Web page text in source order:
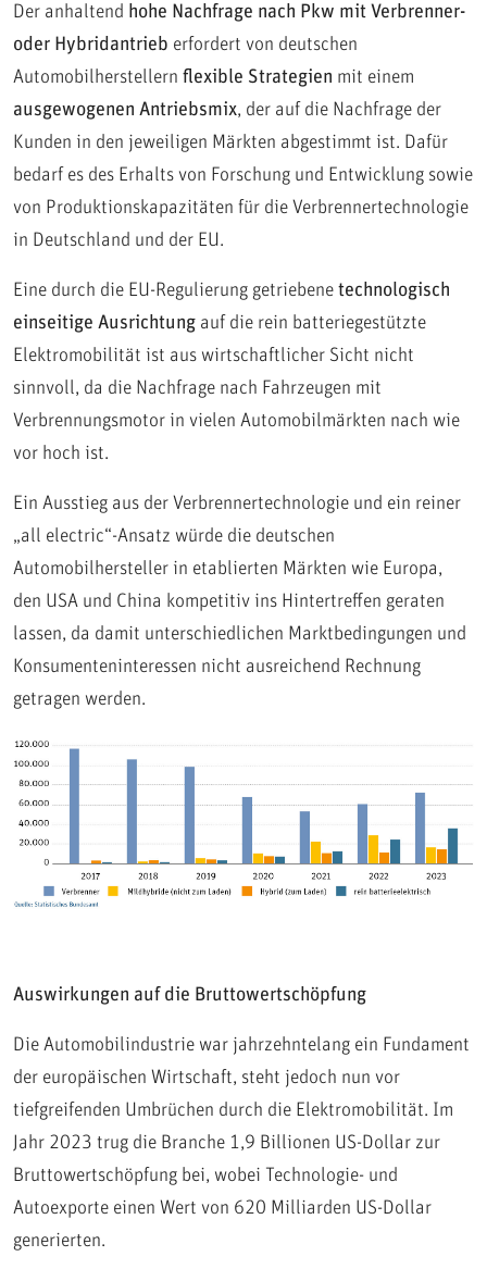
Der anhaltend hohe Nachfrage nach Pkw mit Verbrenner-
oder Hybridantrieb erfordert von deutschen
Automobilherstellern flexible Strategien mit einem
ausgewogenen Antriebsmix, der auf die Nachfrage der
Kunden in den jeweiligen Märkten abgestimmt ist. Dafür
bedarf es des Erhalts von Forschung und Entwicklung sowie
von Produktionskapazitäten für die Verbrennertechnologie
in Deutschland und der EU.
Eine durch die EU-Regulierung getriebene technologisch
einseitige Ausrichtung auf die rein batteriegestützte
Elektromobilität ist aus wirtschaftlicher Sicht nicht
sinnvoll, da die Nachfrage nach Fahrzeugen mit
Verbrennungsmotor in vielen Automobilmärkten nach wie
vor hoch ist.
Ein Ausstieg aus der Verbrennertechnologie und ein reiner
„all electric“-Ansatz würde die deutschen
Automobilhersteller in etablierten Märkten wie Europa,
den USA und China kompetitiv ins Hintertreffen geraten
lassen, da damit unterschiedlichen Marktbedingungen und
Konsumenteninteressen nicht ausreichend Rechnung
getragen werden.
Auswirkungen auf die Bruttowertschöpfung
Die Automobilindustrie war jahrzehntelang ein Fundament
der europäischen Wirtschaft, steht jedoch nun vor
tiefgreifenden Umbrüchen durch die Elektromobilität. Im
Jahr 2023 trug die Branche 1,9 Billionen US-Dollar zur
Bruttowertschöpfung bei, wobei Technologie- und
Autoexporte einen Wert von 620 Milliarden US-Dollar
generierten.